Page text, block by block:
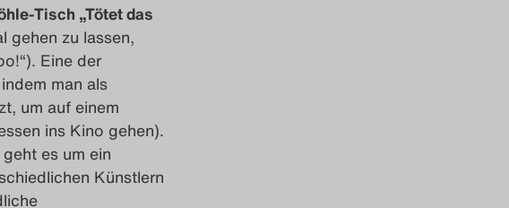
Tisch „Tötet das
gehen zu lassen,
Eine der
man als
um auf einem
ins Kino gehen).
geht es um ein
Künstlern